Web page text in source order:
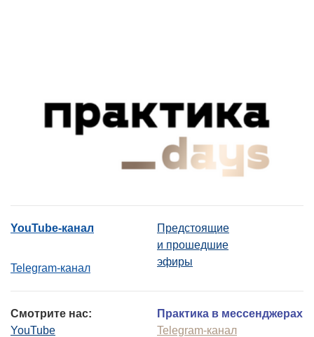
YouTube-канал
Telegram-канал
Предстоящие
и прошедшие
эфиры
Смотрите нас:
YouTube
Практика в мессенджерах
Telegram-канал